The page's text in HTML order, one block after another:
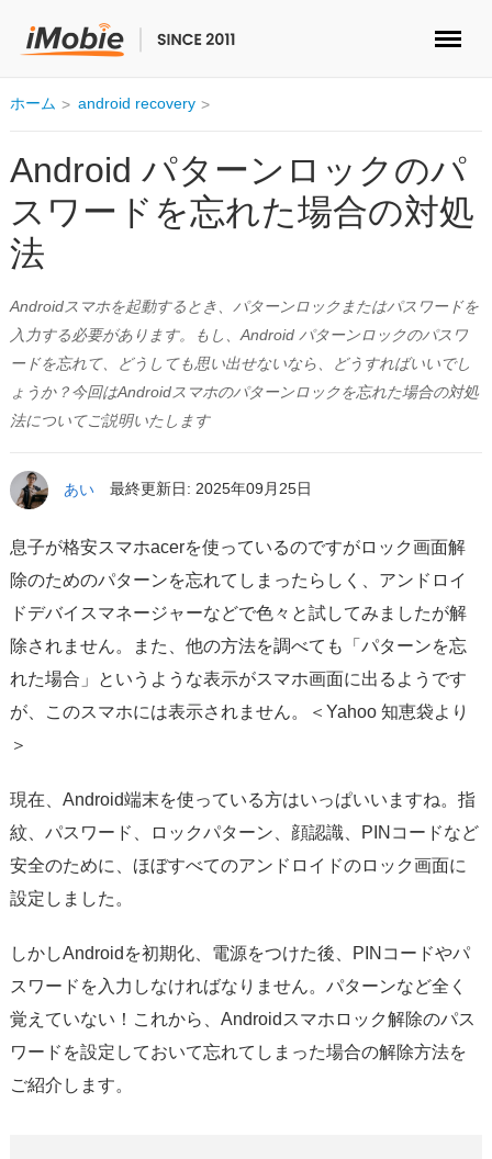
ロック解除&データ復元
データ転送
マルチメディア
便利ツール
ソリューション
ストア
サポート
言語選択
ホーム android recovery
Android パターンロックのパ
スワードを忘れた場合の対処
法
Androidスマホを起動するとき、パターンロックまたはパスワードを
入力する必要があります。もし、Android パターンロックのパスワ
ードを忘れて、どうしても思い出せないなら、どうすればいいでし
ょうか？今回はAndroidスマホのパターンロックを忘れた場合の対処
法についてご説明いたします
あい 最終更新日: 2025年09月25日
息子が格安スマホacerを使っているのですがロック画面解
除のためのパターンを忘れてしまったらしく、アンドロイ
ドデバイスマネージャーなどで色々と試してみましたが解
除されません。また、他の方法を調べても「パターンを忘
れた場合」というような表示がスマホ画面に出るようです
が、このスマホには表示されません。＜Yahoo 知恵袋より
＞
現在、Android端末を使っている方はいっぱいいますね。指
紋、パスワード、ロックパターン、顔認識、PINコードなど
安全のために、ほぼすべてのアンドロイドのロック画面に
設定しました。
しかしAndroidを初期化、電源をつけた後、PINコードやパ
スワードを入力しなければなりません。パターンなど全く
覚えていない！これから、Androidスマホロック解除のパス
ワードを設定しておいて忘れてしまった場合の解除方法を
ご紹介します。